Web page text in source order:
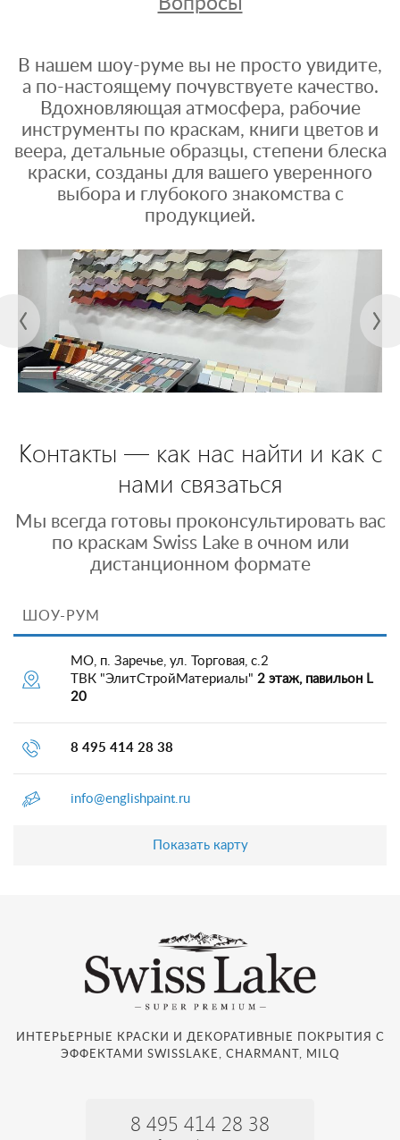
В нашем шоу-руме вы не просто увидите,
а по-настоящему почувствуете качество.
Вдохновляющая атмосфера, рабочие
инструменты по краскам, книги цветов и
веера, детальные образцы, степени блеска
краски, созданы для вашего уверенного
выбора и глубокого знакомства с
продукцией.
Контакты — как нас найти и как с
нами связаться
Мы всегда готовы проконсультировать вас
по краскам Swiss Lake в очном или
дистанционном формате
ШОУ-РУМ
МО, п. Заречье, ул. Торговая, с.2
ТВК "ЭлитСтройМатериалы" 2 этаж, павильон L
20
8 495 414 28 38
info@englishpaint.ru
Показать карту
ИНТЕРЬЕРНЫЕ КРАСКИ И ДЕКОРАТИВНЫЕ ПОКРЫТИЯ С
ЭФФЕКТАМИ SWISSLAKE, CHARMANT, MILQ
8 495 414 28 38